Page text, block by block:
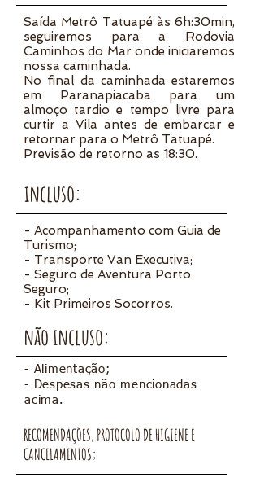
Saída Metrô Tatuapé às 6h:30min,
seguiremos para a Rodovia
Caminhos do Mar onde iniciaremos
nossa caminhada.
No final da caminhada estaremos
em Paranapiacaba para um
almoço tardio e tempo livre para
curtir a Vila antes de embarcar e
retornar para o Metrô Tatuapé.
Previsão de retorno as 18:30.
incluso:
- Acompanhamento com Guia de
Turismo;
- Transporte Van Executiva;
- Seguro de Aventura Porto
Seguro;
- Kit Primeiros Socorros.
não incluso:
- Alimentação;
- Despesas não mencionadas
acima.
RECOMENDAÇÕES, PROTOCOLO DE HIGIENE E
CANCELAMENTOS;